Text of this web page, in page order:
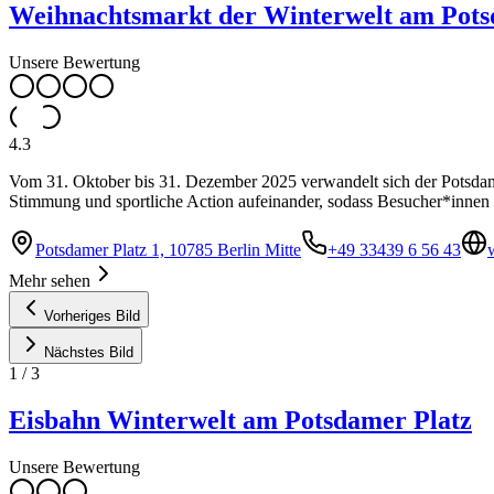
Weihnachtsmarkt der Winterwelt am
Unsere Bewertung
4.3
Vom 31. Oktober bis 31. Dezember 2025 verwandelt sich der
Stimmung und sportliche Action aufeinander, sodass
Potsdamer Platz 1, 10785 Berlin Mitte +49 33439 6 56 43
Mehr sehen
Vorheriges Bild
Nächstes Bild
1 /3
Eisbahn Winterwelt am Potsdamer Platz
Unsere Bewertung